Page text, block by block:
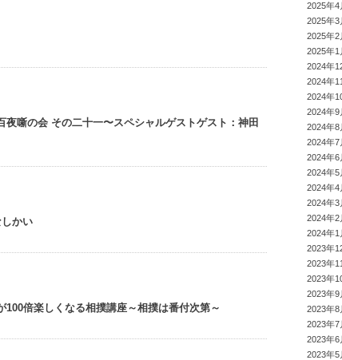
夜噺の会 その二十一〜スペシャルゲストゲスト：神田
かい
100倍楽しくなる相撲講座～相撲は番付次第～
2025年4
2025年3
2025年2
2025年1
2024年
2024年
2024年
2024年9
2024年8
2024年7
2024年6
2024年5
2024年4
2024年3
2024年2
2024年1
2023年
2023年
2023年
2023年9
2023年8
2023年7
2023年6
2023年5